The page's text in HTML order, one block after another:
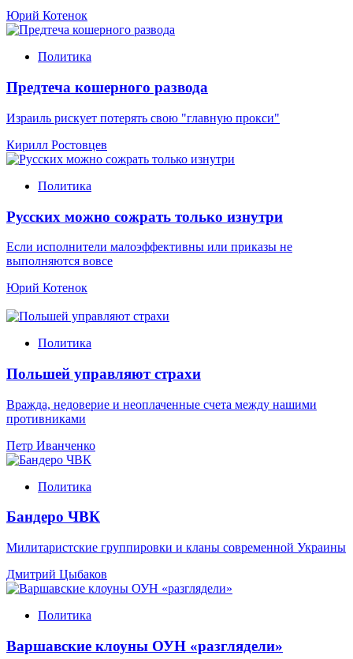
Юрий Котенок
Политика
Предтеча кошерного развода
Израиль рискует потерять свою "главную прокси"
Кирилл Ростовцев
Политика
Русских можно сожрать только изнутри
Если исполнители малоэффективны или приказы не
выполняются вовсе
Юрий Котенок
Политика
Польшей управляют страхи
Вражда, недоверие и неоплаченные счета между нашими
противниками
Петр Иванченко
Политика
Бандеро ЧВК
Милитаристские группировки и кланы современной Украины
Дмитрий Цыбаков
Политика
Варшавские клоуны ОУН «разглядели»